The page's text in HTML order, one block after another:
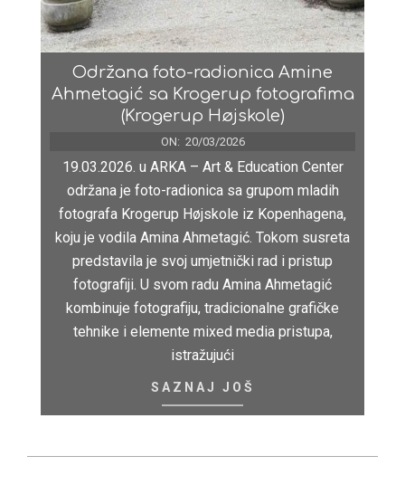
Održana foto-radionica Amine
Ahmetagić sa Krogerup fotografima
(Krogerup Højskole)
ON: 20/03/2026
19.03.2026. u ARKA – Art & Education Center
održana je foto-radionica sa grupom mladih
fotografa Krogerup Højskole iz Kopenhagena,
koju je vodila Amina Ahmetagić. Tokom susreta
predstavila je svoj umjetnički rad i pristup
fotografiji. U svom radu Amina Ahmetagić
kombinuje fotografiju, tradicionalne grafičke
tehnike i elemente mixed media pristupa,
istražujući
SAZNAJ JOŠ